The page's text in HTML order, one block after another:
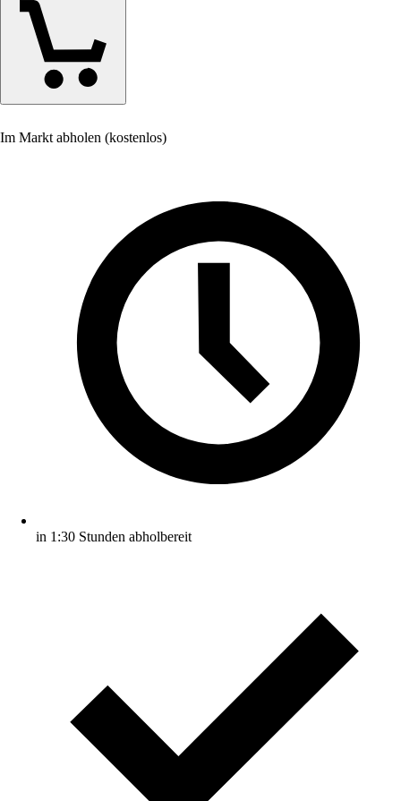
Im Markt abholen (kostenlos)
in 1:30 Stunden abholbereit